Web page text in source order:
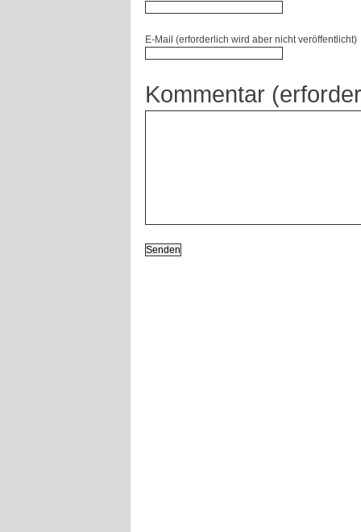
E-Mail (erforderlich wird aber nicht veröffentlicht)
Kommentar